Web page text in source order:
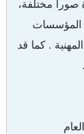
صوراً مختلفة،
المؤسسات
. كما قد